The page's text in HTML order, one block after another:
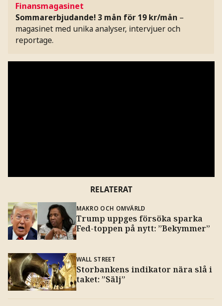
Finansmagasinet
Sommarerbjudande! 3 mån för 19 kr/mån –
magasinet med unika analyser, intervjuer och
reportage.
RELATERAT
MAKRO OCH OMVÄRLD
Trump uppges försöka sparka
Fed-toppen på nytt: ”Bekymmer”
WALL STREET
Storbankens indikator nära slå i
taket: ”Sälj”